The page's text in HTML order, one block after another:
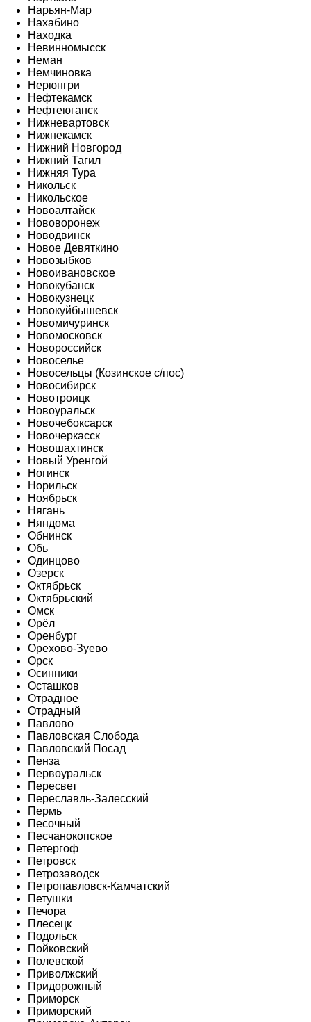
Нарьян-Мар
Нахабино
Находка
Невинномысск
Неман
Немчиновка
Нерюнгри
Нефтекамск
Нефтеюганск
Нижневартовск
Нижнекамск
Нижний Новгород
Нижний Тагил
Нижняя Тура
Никольск
Никольское
Новоалтайск
Нововоронеж
Новодвинск
Новое Девяткино
Новозыбков
Новоивановское
Новокубанск
Новокузнецк
Новокуйбышевск
Новомичуринск
Новомосковск
Новороссийск
Новоселье
Новосельцы (Козинское с/пос)
Новосибирск
Новотроицк
Новоуральск
Новочебоксарск
Новочеркасск
Новошахтинск
Новый Уренгой
Ногинск
Норильск
Ноябрьск
Нягань
Няндома
Обнинск
Обь
Одинцово
Озерск
Октябрьск
Октябрьский
Омск
Орёл
Оренбург
Орехово-Зуево
Орск
Осинники
Осташков
Отрадное
Отрадный
Павлово
Павловская Слобода
Павловский Посад
Пенза
Первоуральск
Пересвет
Переславль-Залесский
Пермь
Песочный
Песчанокопское
Петергоф
Петровск
Петрозаводск
Петропавловск-Камчатский
Петушки
Печора
Плесецк
Подольск
Пойковский
Полевской
Приволжский
Придорожный
Приморск
Приморский